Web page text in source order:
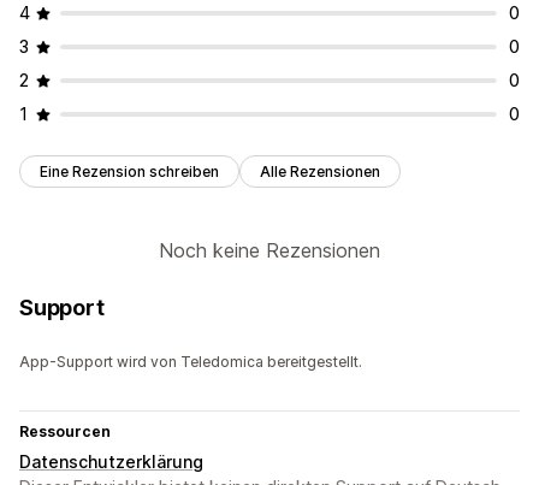
4
0
3
0
2
0
1
0
Eine Rezension schreiben Alle Rezensionen
Noch keine Rezensionen
Support
App-Support wird von Teledomica bereitgestellt.
Ressourcen
Datenschutzerklärung